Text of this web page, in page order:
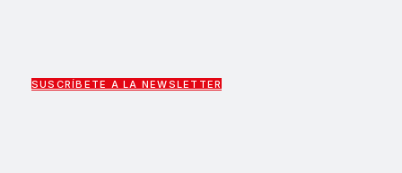
SUSCRÍBETE A LA NEWSLETTER